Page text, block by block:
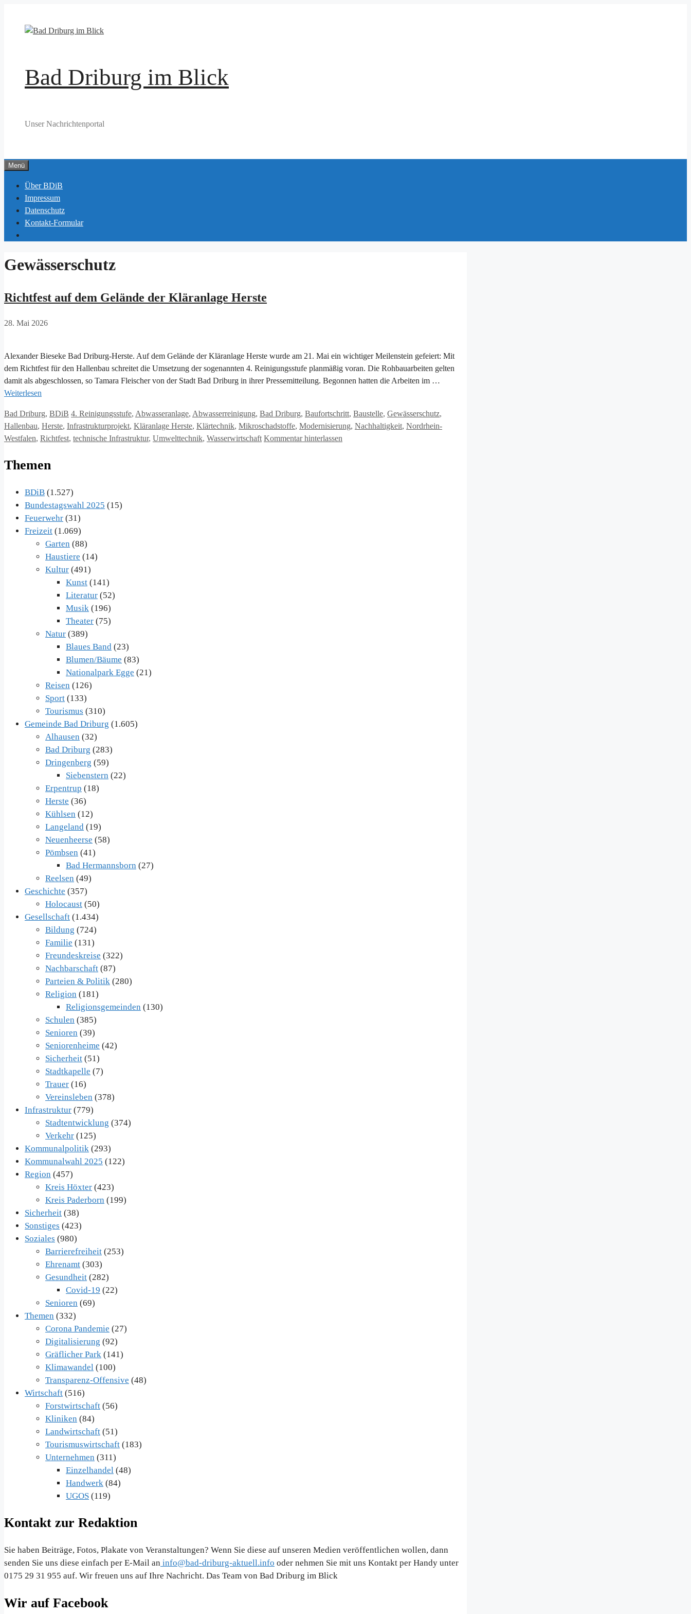
springen
Bad Driburg im Blick
Unser Nachrichtenportal
Menü
Über BDiB
Impressum
Datenschutz
Kontakt-Formular
Gewässerschutz
Richtfest auf dem Gelände der Kläranlage Herste
28. Mai 2026
Alexander Bieseke Bad Driburg-Herste. Auf dem Gelände der Kläranlage Herste wurde am 21. Mai ein wichtiger Meilenstein gefeiert: Mit
dem Richtfest für den Hallenbau schreitet die Umsetzung der sogenannten 4. Reinigungsstufe planmäßig voran. Die Rohbauarbeiten gelten
damit als abgeschlossen, so Tamara Fleischer von der Stadt Bad Driburg in ihrer Pressemitteilung. Begonnen hatten die Arbeiten im …
Weiterlesen
Kategorien
Bad Driburg, BDiB Schlagwörter
4. Reinigungsstufe, Abwasseranlage, Abwasserreinigung, Bad Driburg, Baufortschritt, Baustelle, Gewässerschutz,
Hallenbau, Herste, Infrastrukturprojekt, Kläranlage Herste, Klärtechnik, Mikroschadstoffe, Modernisierung, Nachhaltigkeit, Nordrhein-
Westfalen, Richtfest, technische Infrastruktur, Umwelttechnik, Wasserwirtschaft Kommentar hinterlassen
Themen
BDiB (1.527)
Bundestagswahl 2025 (15)
Feuerwehr (31)
Freizeit (1.069)
Garten (88)
Haustiere (14)
Kultur (491)
Kunst (141)
Literatur (52)
Musik (196)
Theater (75)
Natur (389)
Blaues Band (23)
Blumen/Bäume (83)
Nationalpark Egge (21)
Reisen (126)
Sport (133)
Tourismus (310)
Gemeinde Bad Driburg (1.605)
Alhausen (32)
Bad Driburg (283)
Dringenberg (59)
Siebenstern (22)
Erpentrup (18)
Herste (36)
Kühlsen (12)
Langeland (19)
Neuenheerse (58)
Pömbsen (41)
Bad Hermannsborn (27)
Reelsen (49)
Geschichte (357)
Holocaust (50)
Gesellschaft (1.434)
Bildung (724)
Familie (131)
Freundeskreise (322)
Nachbarschaft (87)
Parteien & Politik (280)
Religion (181)
Religionsgemeinden (130)
Schulen (385)
Senioren (39)
Seniorenheime (42)
Sicherheit (51)
Stadtkapelle (7)
Trauer (16)
Vereinsleben (378)
Infrastruktur (779)
Stadtentwicklung (374)
Verkehr (125)
Kommunalpolitik (293)
Kommunalwahl 2025 (122)
Region (457)
Kreis Höxter (423)
Kreis Paderborn (199)
Sicherheit (38)
Sonstiges (423)
Soziales (980)
Barrierefreiheit (253)
Ehrenamt (303)
Gesundheit (282)
Covid-19 (22)
Senioren (69)
Themen (332)
Corona Pandemie (27)
Digitalisierung (92)
Gräflicher Park (141)
Klimawandel (100)
Transparenz-Offensive (48)
Wirtschaft (516)
Forstwirtschaft (56)
Kliniken (84)
Landwirtschaft (51)
Tourismuswirtschaft (183)
Unternehmen (311)
Einzelhandel (48)
Handwerk (84)
UGOS (119)
Kontakt zur Redaktion
Sie haben Beiträge, Fotos, Plakate von Veranstaltungen? Wenn Sie diese auf unseren Medien veröffentlichen wollen, dann
senden Sie uns diese einfach per E-Mail an info@bad-driburg-aktuell.info oder nehmen Sie mit uns Kontakt per Handy unter
0175 29 31 955 auf. Wir freuen uns auf Ihre Nachricht. Das Team von Bad Driburg im Blick
Wir auf Facebook